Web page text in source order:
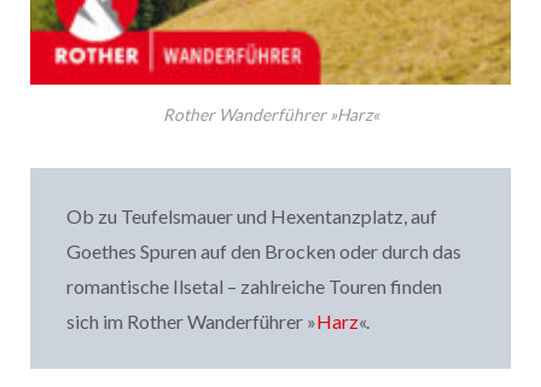
Rother Wanderführer »Harz«
Ob zu Teufelsmauer und Hexentanzplatz, auf
Goethes Spuren auf den Brocken oder durch das
romantische Ilsetal – zahlreiche Touren finden
sich im Rother Wanderführer »Harz«.